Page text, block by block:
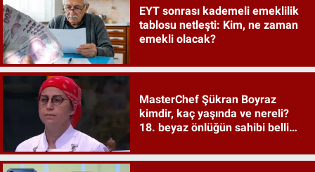
EYT sonrası kademeli emeklilik
tablosu netleşti: Kim, ne zaman
emekli olacak?
MasterChef Şükran Boyraz
kimdir, kaç yaşında ve nereli?
18. beyaz önlüğün sahibi belli